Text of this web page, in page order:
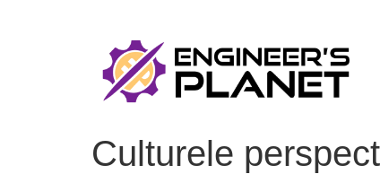
Culturele